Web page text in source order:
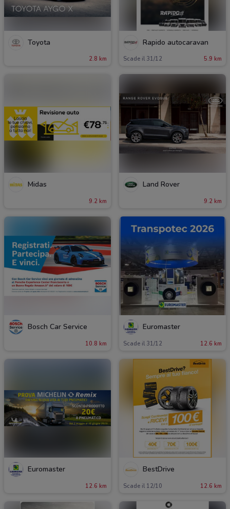
Toyota
2.8 km
Rapido autocaravan
Scade il 31/12 5.9 km
Midas
9.2 km
Land Rover
9.2 km
Bosch Car Service
10.8 km
Euromaster
Scade il 31/12 12.6 km
Euromaster
12.6 km
BestDrive
Scade il 12/10 12.6 km